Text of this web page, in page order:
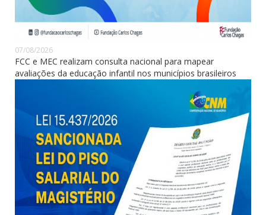
07/08/2026
FCC e MEC realizam consulta nacional para mapear
avaliações da educação infantil nos municípios brasileiros